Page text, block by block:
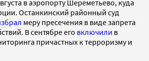
в аэропорту Шереметьево, куда
Останкинский районный суд
меру пресечения в виде запрета
В сентябре его включили в
причастных к терроризму и